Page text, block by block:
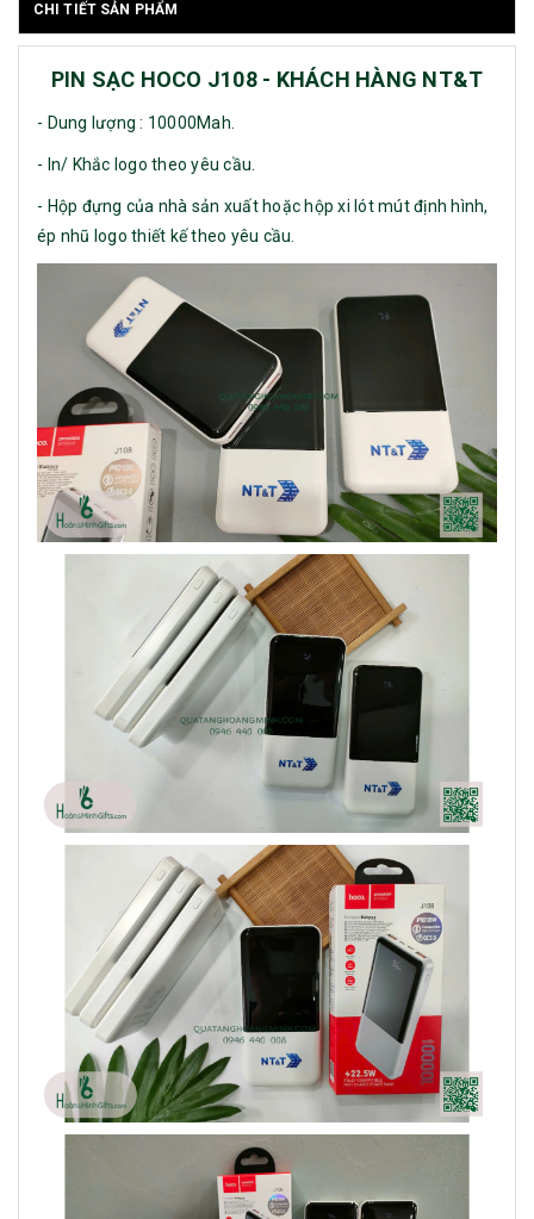
CHI TIẾT SẢN PHẨM
PIN SẠC HOCO J108 - KHÁCH HÀNG NT&T
- Dung lượng : 10000Mah.
- In/ Khắc logo theo yêu cầu.
- Hộp đựng của nhà sản xuất hoặc hộp xi lót mút định hình,
ép nhũ logo thiết kế theo yêu cầu.